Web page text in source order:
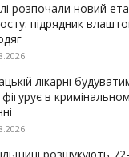
розпочали новий
підрядник
лікарні
в